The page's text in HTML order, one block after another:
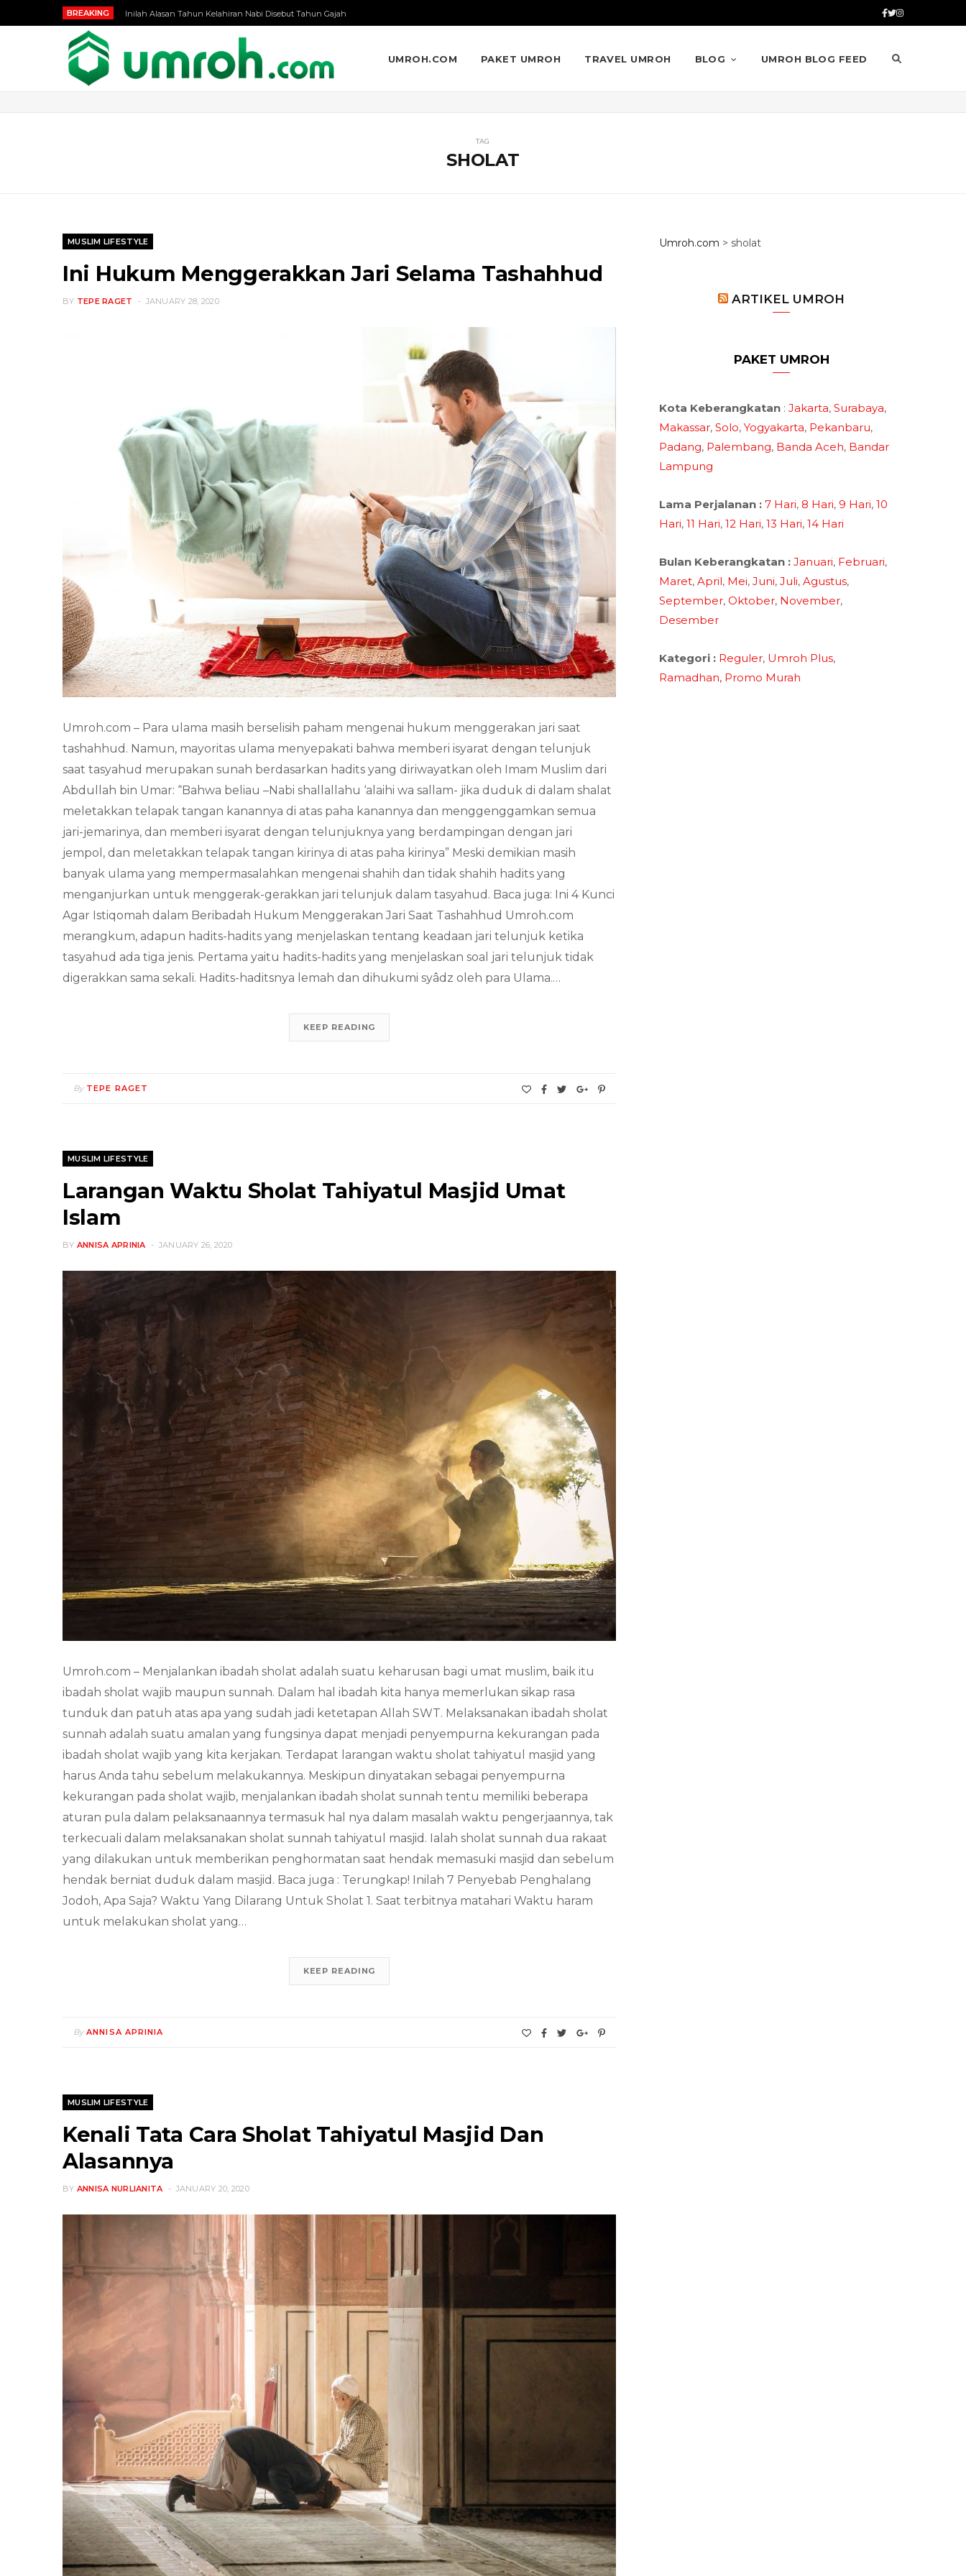
BREAKING Inilah Alasan Tahun Kelahiran Nabi Disebut Tahun Gajah
UMROH.COM PAKET UMROH TRAVEL UMROH BLOG UMROH BLOG FEED
TAG
SHOLAT
MUSLIM LIFESTYLE
Ini Hukum Menggerakkan Jari Selama Tashahhud
BY TEPE RAGET JANUARY 28, 2020
Umroh.com – Para ulama masih berselisih paham mengenai hukum menggerakan jari saat
tashahhud. Namun, mayoritas ulama menyepakati bahwa memberi isyarat dengan telunjuk
saat tasyahud merupakan sunah berdasarkan hadits yang diriwayatkan oleh Imam Muslim dari
Abdullah bin Umar: “Bahwa beliau –Nabi shallallahu ‘alaihi wa sallam- jika duduk di dalam shalat
meletakkan telapak tangan kanannya di atas paha kanannya dan menggenggamkan semua
jari-jemarinya, dan memberi isyarat dengan telunjuknya yang berdampingan dengan jari
jempol, dan meletakkan telapak tangan kirinya di atas paha kirinya” Meski demikian masih
banyak ulama yang mempermasalahkan mengenai shahih dan tidak shahih hadits yang
menganjurkan untuk menggerak-gerakkan jari telunjuk dalam tasyahud. Baca juga: Ini 4 Kunci
Agar Istiqomah dalam Beribadah Hukum Menggerakan Jari Saat Tashahhud Umroh.com
merangkum, adapun hadits-hadits yang menjelaskan tentang keadaan jari telunjuk ketika
tasyahud ada tiga jenis. Pertama yaitu hadits-hadits yang menjelaskan soal jari telunjuk tidak
digerakkan sama sekali. Hadits-haditsnya lemah dan dihukumi syâdz oleh para Ulama.…
KEEP READING
By TEPE RAGET
MUSLIM LIFESTYLE
Larangan Waktu Sholat Tahiyatul Masjid Umat
Islam
BY ANNISA APRINIA JANUARY 26, 2020
Umroh.com – Menjalankan ibadah sholat adalah suatu keharusan bagi umat muslim, baik itu
ibadah sholat wajib maupun sunnah. Dalam hal ibadah kita hanya memerlukan sikap rasa
tunduk dan patuh atas apa yang sudah jadi ketetapan Allah SWT. Melaksanakan ibadah sholat
sunnah adalah suatu amalan yang fungsinya dapat menjadi penyempurna kekurangan pada
ibadah sholat wajib yang kita kerjakan. Terdapat larangan waktu sholat tahiyatul masjid yang
harus Anda tahu sebelum melakukannya. Meskipun dinyatakan sebagai penyempurna
kekurangan pada sholat wajib, menjalankan ibadah sholat sunnah tentu memiliki beberapa
aturan pula dalam pelaksanaannya termasuk hal nya dalam masalah waktu pengerjaannya, tak
terkecuali dalam melaksanakan sholat sunnah tahiyatul masjid. Ialah sholat sunnah dua rakaat
yang dilakukan untuk memberikan penghormatan saat hendak memasuki masjid dan sebelum
hendak berniat duduk dalam masjid. Baca juga : Terungkap! Inilah 7 Penyebab Penghalang
Jodoh, Apa Saja? Waktu Yang Dilarang Untuk Sholat 1. Saat terbitnya matahari Waktu haram
untuk melakukan sholat yang…
KEEP READING
By ANNISA APRINIA
MUSLIM LIFESTYLE
Kenali Tata Cara Sholat Tahiyatul Masjid Dan
Alasannya
BY ANNISA NURLIANITA JANUARY 20, 2020
Umroh.com > sholat
ARTIKEL UMROH
PAKET UMROH
Kota Keberangkatan : Jakarta, Surabaya,
Makassar, Solo, Yogyakarta, Pekanbaru,
Padang, Palembang, Banda Aceh, Bandar
Lampung
Lama Perjalanan : 7 Hari, 8 Hari, 9 Hari, 10
Hari, 11 Hari, 12 Hari, 13 Hari, 14 Hari
Bulan Keberangkatan : Januari, Februari,
Maret, April, Mei, Juni, Juli, Agustus,
September, Oktober, November,
Desember
Kategori : Reguler, Umroh Plus,
Ramadhan, Promo Murah